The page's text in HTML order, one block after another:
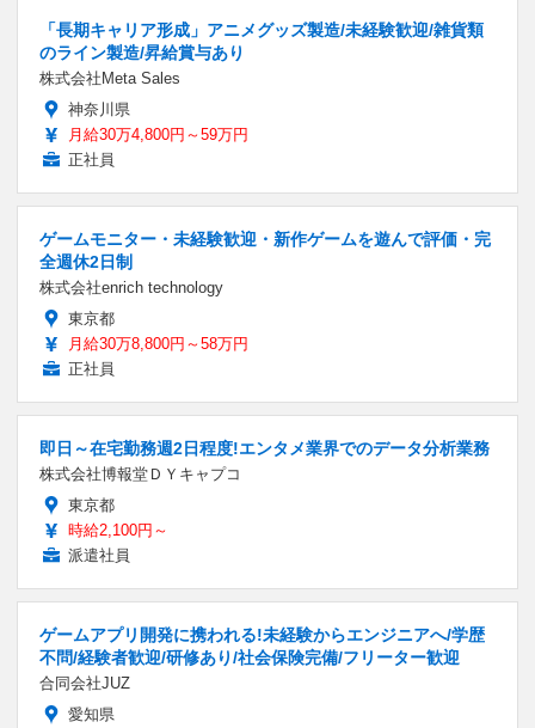
「長期キャリア形成」アニメグッズ製造/未経験歓迎/雑貨類
のライン製造/昇給賞与あり
株式会社Meta Sales
神奈川県
月給30万4,800円～59万円
正社員
ゲームモニター・未経験歓迎・新作ゲームを遊んで評価・完
全週休2日制
株式会社enrich technology
東京都
月給30万8,800円～58万円
正社員
即日～在宅勤務週2日程度!エンタメ業界でのデータ分析業務
株式会社博報堂ＤＹキャプコ
東京都
時給2,100円～
派遣社員
ゲームアプリ開発に携われる!未経験からエンジニアへ/学歴
不問/経験者歓迎/研修あり/社会保険完備/フリーター歓迎
合同会社JUZ
愛知県